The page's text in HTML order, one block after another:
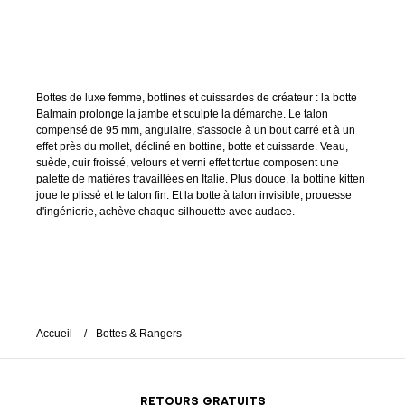
Bottes de luxe femme, bottines et cuissardes de créateur : la botte
Balmain prolonge la jambe et sculpte la démarche. Le talon
compensé de 95 mm, angulaire, s'associe à un bout carré et à un
effet près du mollet, décliné en bottine, botte et cuissarde. Veau,
suède, cuir froissé, velours et verni effet tortue composent une
palette de matières travaillées en Italie. Plus douce, la bottine kitten
joue le plissé et le talon fin. Et la botte à talon invisible, prouesse
d'ingénierie, achève chaque silhouette avec audace.
Accueil Bottes & Rangers
RETOURS GRATUITS